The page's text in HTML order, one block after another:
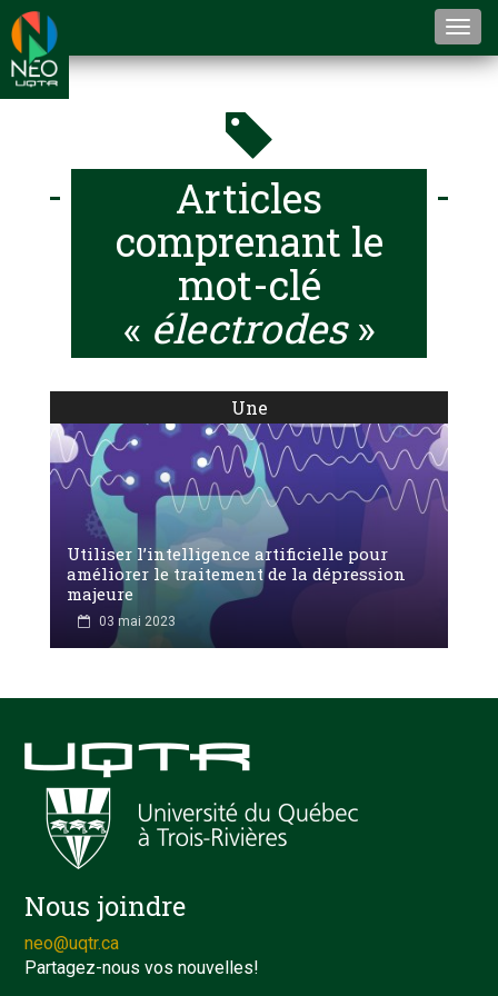
Articles
comprenant le
mot-clé
« électrodes»
Une
Utiliser l’intelligence artificielle pour
améliorer le traitement de la dépression
majeure
03 mai 2023
Nous joindre
neo@uqtr.ca
Partagez-nous vos nouvelles!